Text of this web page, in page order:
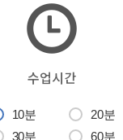
수업시간
10분
20분
30분
60분